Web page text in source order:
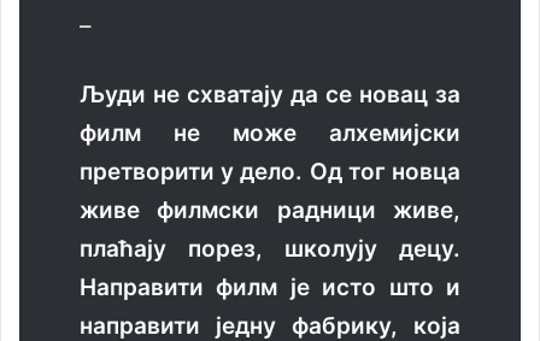
–
Људи не схватају да се новац за
филм не може алхемијски
претворити у дело. Од тог новца
живе филмски радници живе,
плаћају порез, школују децу.
Направити филм је исто што и
направити једну фабрику, која